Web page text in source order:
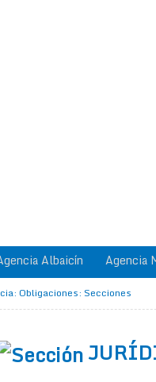
Albaicín Agencia
: Obligaciones: Secciones